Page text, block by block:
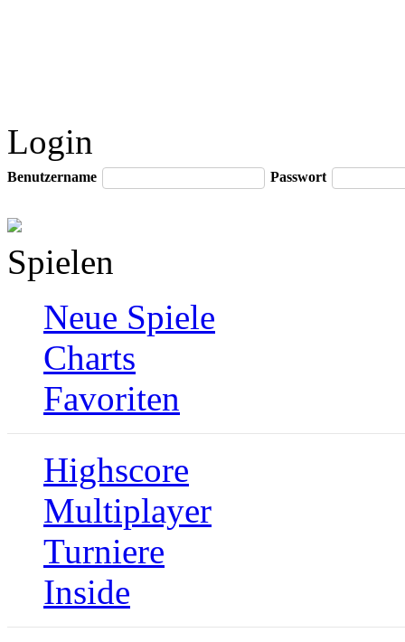
Login
Benutzername Passwort
Spielen
Neue Spiele
Charts
Favoriten
Highscore
Multiplayer
Turniere
Inside